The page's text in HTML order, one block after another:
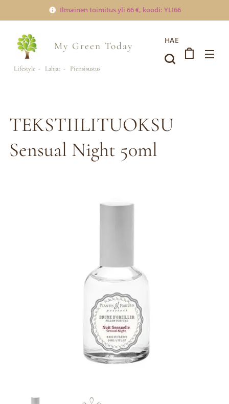
Ilmainen toimitus yli 66 €, koodi: YLI66
My Green Today
Lifestyle - Lahjat - Piensisustus
HAE
TEKSTIILITUOKSU
Sensual Night 50ml